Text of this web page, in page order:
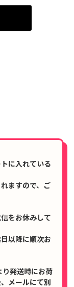
に入れている
ますので、ご
をお休みして
以降に順次お
り発送時にお荷
メールにて別